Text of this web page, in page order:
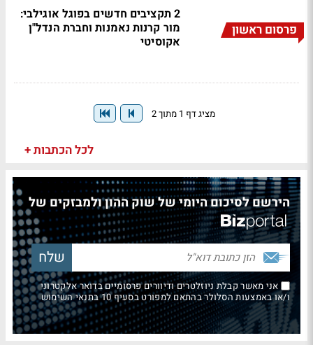
פרסום ראשון
2 תקציבים חדשים בפוגל אוגילבי:
מור קרנות נאמנות וחברת הנדל"ן
אקוסיטי
מציג דף 1 מתוך 2
לכל הכתבות +
הירשם לסיכום היומי של שוק ההון ולמבזקים של
אני מאשר קבלת ניוזלטרים ודיוורים פרסומיים בדואר אלקטרוני
ו/או באמצעות הסלולר בהתאם למפורט בסעיף 10 בתנאי השימוש